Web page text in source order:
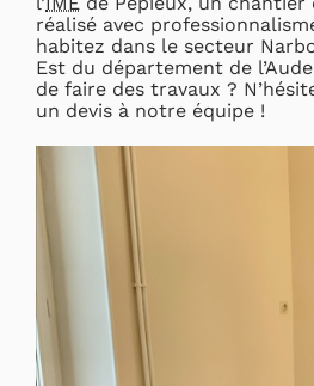
réalisé avec
habitez dans le secteur
Est du département de
de faire des travaux ?
un devis à notre équipe !